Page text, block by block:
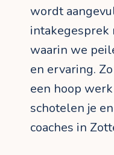
wordt
intakegesprek
waarin we
en ervaring.
een hoop
schotelen je
coaches in